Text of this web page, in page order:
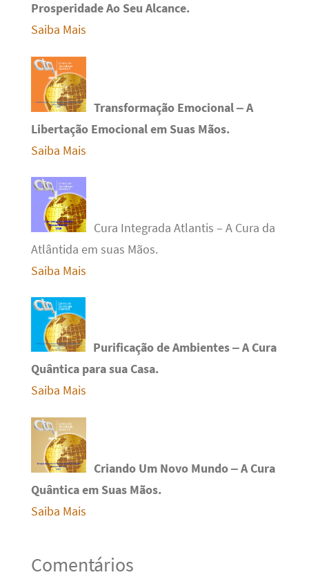
Prosperidade Ao Seu Alcance.
Saiba Mais
Transformação Emocional – A
Libertação Emocional em Suas Mãos.
Saiba Mais
Cura Integrada Atlantis – A Cura da
Atlântida em suas Mãos.
Saiba Mais
Purificação de Ambientes – A Cura
Quântica para sua Casa.
Saiba Mais
Criando Um Novo Mundo – A Cura
Quântica em Suas Mãos.
Saiba Mais
Comentários